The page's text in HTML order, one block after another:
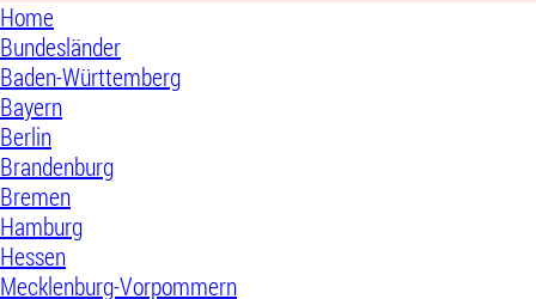
Home
Bundesländer
Baden-Württemberg
Bayern
Berlin
Brandenburg
Bremen
Hamburg
Hessen
Mecklenburg-Vorpommern